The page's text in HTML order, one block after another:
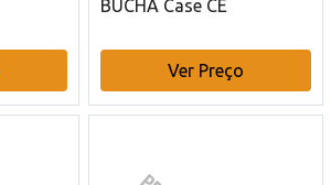
BUCHA Case CE
Ver Preço